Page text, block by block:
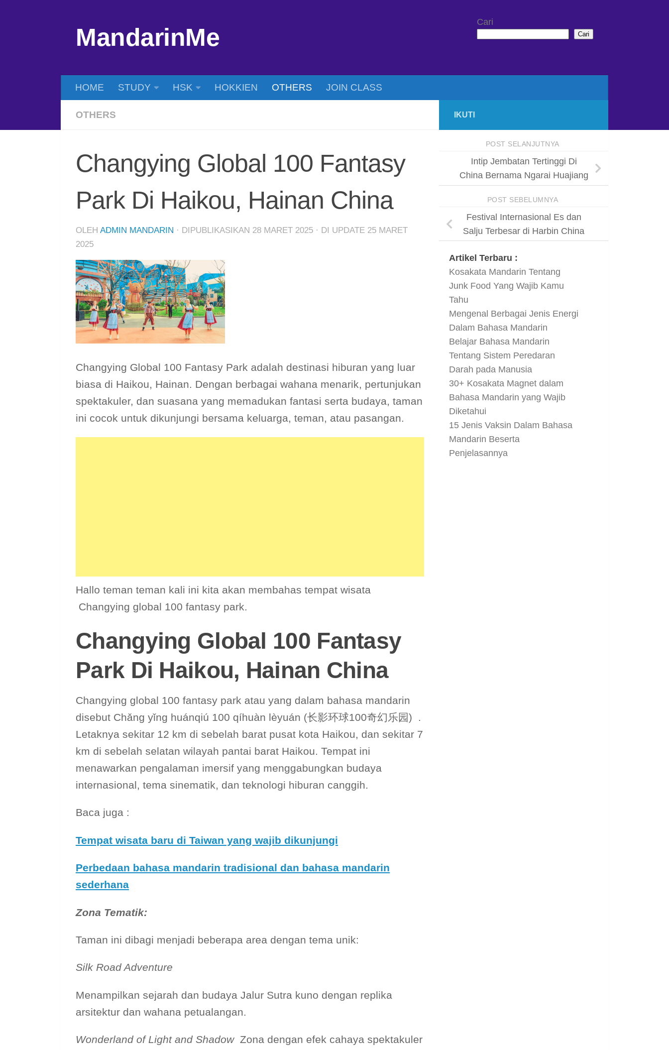
MandarinMe
Cari
Cari
HOME STUDY HSK HOKKIEN OTHERS JOIN CLASS
OTHERS
Changying Global 100 Fantasy
Park Di Haikou, Hainan China
OLEH ADMIN MANDARIN · DIPUBLIKASIKAN 28 MARET 2025 · DI UPDATE 25 MARET
2025
Changying Global 100 Fantasy Park adalah destinasi hiburan yang luar
biasa di Haikou, Hainan. Dengan berbagai wahana menarik, pertunjukan
spektakuler, dan suasana yang memadukan fantasi serta budaya, taman
ini cocok untuk dikunjungi bersama keluarga, teman, atau pasangan.
Hallo teman teman kali ini kita akan membahas tempat wisata
Changying global 100 fantasy park.
Changying Global 100 Fantasy
Park Di Haikou, Hainan China
Changying global 100 fantasy park atau yang dalam bahasa mandarin
disebut Chǎng yǐng huánqiú 100 qíhuàn lèyuán (长影环球100奇幻乐园) .
Letaknya sekitar 12 km di sebelah barat pusat kota Haikou, dan sekitar 7
km di sebelah selatan wilayah pantai barat Haikou. Tempat ini
menawarkan pengalaman imersif yang menggabungkan budaya
internasional, tema sinematik, dan teknologi hiburan canggih.
Baca juga :
Tempat wisata baru di Taiwan yang wajib dikunjungi
Perbedaan bahasa mandarin tradisional dan bahasa mandarin
sederhana
Zona Tematik:
Taman ini dibagi menjadi beberapa area dengan tema unik:
Silk Road Adventure
Menampilkan sejarah dan budaya Jalur Sutra kuno dengan replika
arsitektur dan wahana petualangan.
Wonderland of Light and Shadow Zona dengan efek cahaya spektakuler
IKUTI
POST SELANJUTNYA
Intip Jembatan Tertinggi Di
China Bernama Ngarai Huajiang
POST SEBELUMNYA
Festival Internasional Es dan
Salju Terbesar di Harbin China
Artikel Terbaru :
Kosakata Mandarin Tentang
Junk Food Yang Wajib Kamu
Tahu
Mengenal Berbagai Jenis Energi
Dalam Bahasa Mandarin
Belajar Bahasa Mandarin
Tentang Sistem Peredaran
Darah pada Manusia
30+ Kosakata Magnet dalam
Bahasa Mandarin yang Wajib
Diketahui
15 Jenis Vaksin Dalam Bahasa
Mandarin Beserta
Penjelasannya